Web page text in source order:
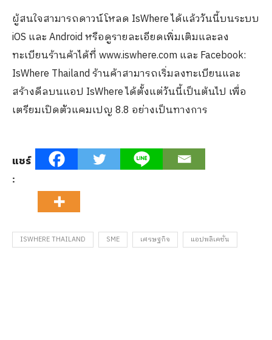
ผู้สนใจสามารถดาวน์โหลด IsWhereได้แล้ววันนี้บนระบบ
iOS และAndroidหรือดูรายละเอียดเพิ่มเติมและลง
ทะเบียนร้านค้าได้ที่ www.iswhere.com และ Facebook:
IsWhere Thailandร้านค้าสามารถเริ่มลงทะเบียนและ
สร้างดีลบนแอป IsWhereได้ตั้งแต่วันนี้เป็นต้นไป เพื่อ
เตรียมเปิดตัวแคมเปญ 8.8 อย่างเป็นทางการ
แชร์
:
ISWHERE THAILAND SME เศรษฐกิจ แอปพลิเคชั่น